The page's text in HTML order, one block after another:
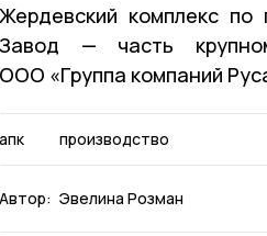
Жердевский комплекс по
Завод — часть
ООО «Группа компаний
апк производство
Автор: Эвелина Розман